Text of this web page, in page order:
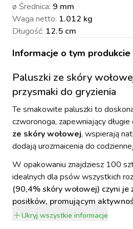
I
ARTYKUŁY
TECHNICZNE
DLA
KONIA
PAKUJEMY SIĘ NA
ZAWODY
MUCHY W STAJNI.
STOP
POMIAROWE
ø Średnica: 9 mm
Waga netto: 1.012 kg
Długość: 12.5 cm
Informacje o tym produkcie
Paluszki ze skóry
przysmaki do gryzienia
Te smakowite paluszki to
czworonoga, zapewniający
ze skóry wołowej, wspierają
dodają urozmaicenia do
W opakowaniu znajdziesz 100
idealnych dla psów wszystkich
(90,4% skóry wołowej) czyni je
posiłków, promującym
Ukryj wszystkie informacje